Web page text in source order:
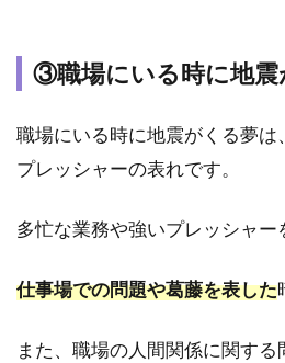
めた夢
⑪地震
で自分
が死ん
う夢
⑫地震
で物が
落ちて
③職場にいる時に地震
職場にいる時に地震がくる夢
プレッシャーの表れです。
多忙な業務や強いプレッシャー
仕事場での問題や葛藤を表した
また、職場の人間関係に関する